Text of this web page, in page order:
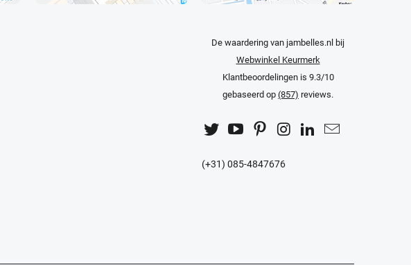
De waardering van jambelles.nl bij
Webwinkel Keurmerk
Klantbeoordelingenis 9.3/10
gebaseerd op (857) reviews.
(+31) 085-4847676